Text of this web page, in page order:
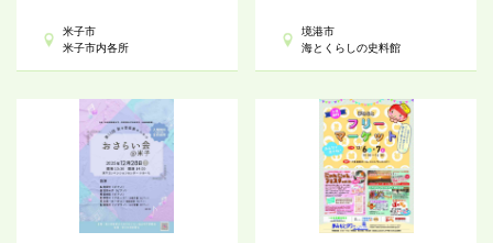
米子市
米子市内各所
境港市
海とくらしの史料館